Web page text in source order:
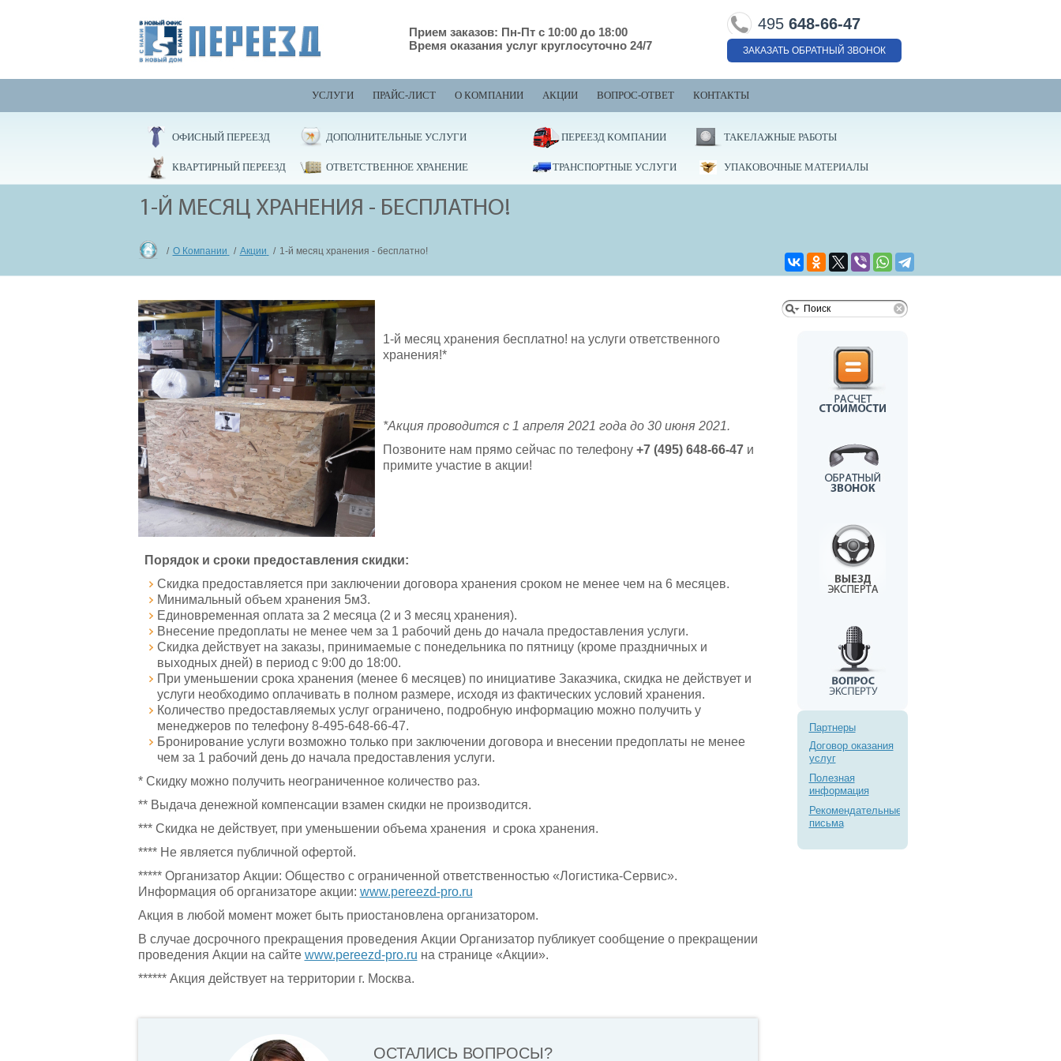
Прием заказов: Пн-Пт с 10:00 до 18:00
Время оказания услуг круглосуточно 24/7
495 648-66-47
ЗАКАЗАТЬ ОБРАТНЫЙ ЗВОНОК
УСЛУГИ ПРАЙС-ЛИСТ О КОМПАНИИ АКЦИИ ВОПРОС-ОТВЕТ КОНТАКТЫ
ОФИСНЫЙ ПЕРЕЕЗД ДОПОЛНИТЕЛЬНЫЕ УСЛУГИ ПЕРЕЕЗД КОМПАНИИ ТАКЕЛАЖНЫЕ РАБОТЫ
КВАРТИРНЫЙ ПЕРЕЕЗД ОТВЕТСТВЕННОЕ ХРАНЕНИЕ ТРАНСПОРТНЫЕ УСЛУГИ УПАКОВОЧНЫЕ МАТЕРИАЛЫ
1-Й МЕСЯЦ ХРАНЕНИЯ - БЕСПЛАТНО!
О Компании Акции 1-й месяц хранения - бесплатно!
Партнеры
Договор оказания
услуг
Полезная
информация
Рекомендательные
письма
1-й месяц хранения бесплатно! на услуги ответственного
хранения!*
*Акция проводится с 1 апреля 2021 года до 30 июня 2021.
Позвоните нам прямо сейчас по телефону +7 (495) 648-66-47и
примите участие в акции!
Порядок и сроки предоставления скидки:
Скидка предоставляется при заключении договора хранения сроком не менее чем на 6 месяцев.
Минимальный объем хранения 5м3.
Единовременная оплата за 2 месяца (2 и 3 месяц хранения).
Внесение предоплаты не менее чем за 1 рабочий день до начала предоставления услуги.
Скидка действует на заказы, принимаемые с понедельника по пятницу (кроме праздничных и
выходных дней) в период с 9:00 до 18:00.
При уменьшении срока хранения (менее 6 месяцев) по инициативе Заказчика, скидка не действует и
услуги необходимо оплачивать в полном размере, исходя из фактических условий хранения.
Количество предоставляемых услуг ограничено, подробную информацию можно получить у
менеджеров по телефону 8-495-648-66-47.
Бронирование услуги возможно только при заключении договора и внесении предоплаты не менее
чем за 1 рабочий день до начала предоставления услуги.
* Скидку можно получить неограниченное количество раз.
** Выдача денежной компенсации взамен скидки не производится.
*** Скидка не действует, при уменьшении объема хранения и срока хранения.
**** Не является публичной офертой.
***** Организатор Акции: Общество с ограниченной ответственностью «Логистика-Сервис».
Информация об организаторе акции: www.pereezd-pro.ru
Акция в любой момент может быть приостановлена организатором.
В случае досрочного прекращения проведения Акции Организатор публикует сообщение о прекращении
проведения Акции на сайте www.pereezd-pro.ru на странице «Акции».
****** Акция действует на территории г. Москва.
ОСТАЛИСЬ ВОПРОСЫ?